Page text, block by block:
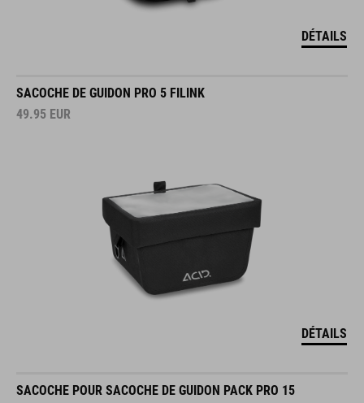
DÉTAILS
SACOCHE DE GUIDON PRO 5 FILINK
49.95 EUR
DÉTAILS
SACOCHE POUR SACOCHE DE GUIDON PACK PRO 15